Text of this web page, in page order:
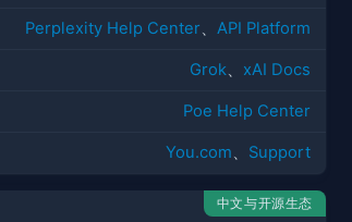
Perplexity Help Center、 API Platform
Grok、 xAI Docs
Poe Help Center
You.com、 Support
中文与开源生态